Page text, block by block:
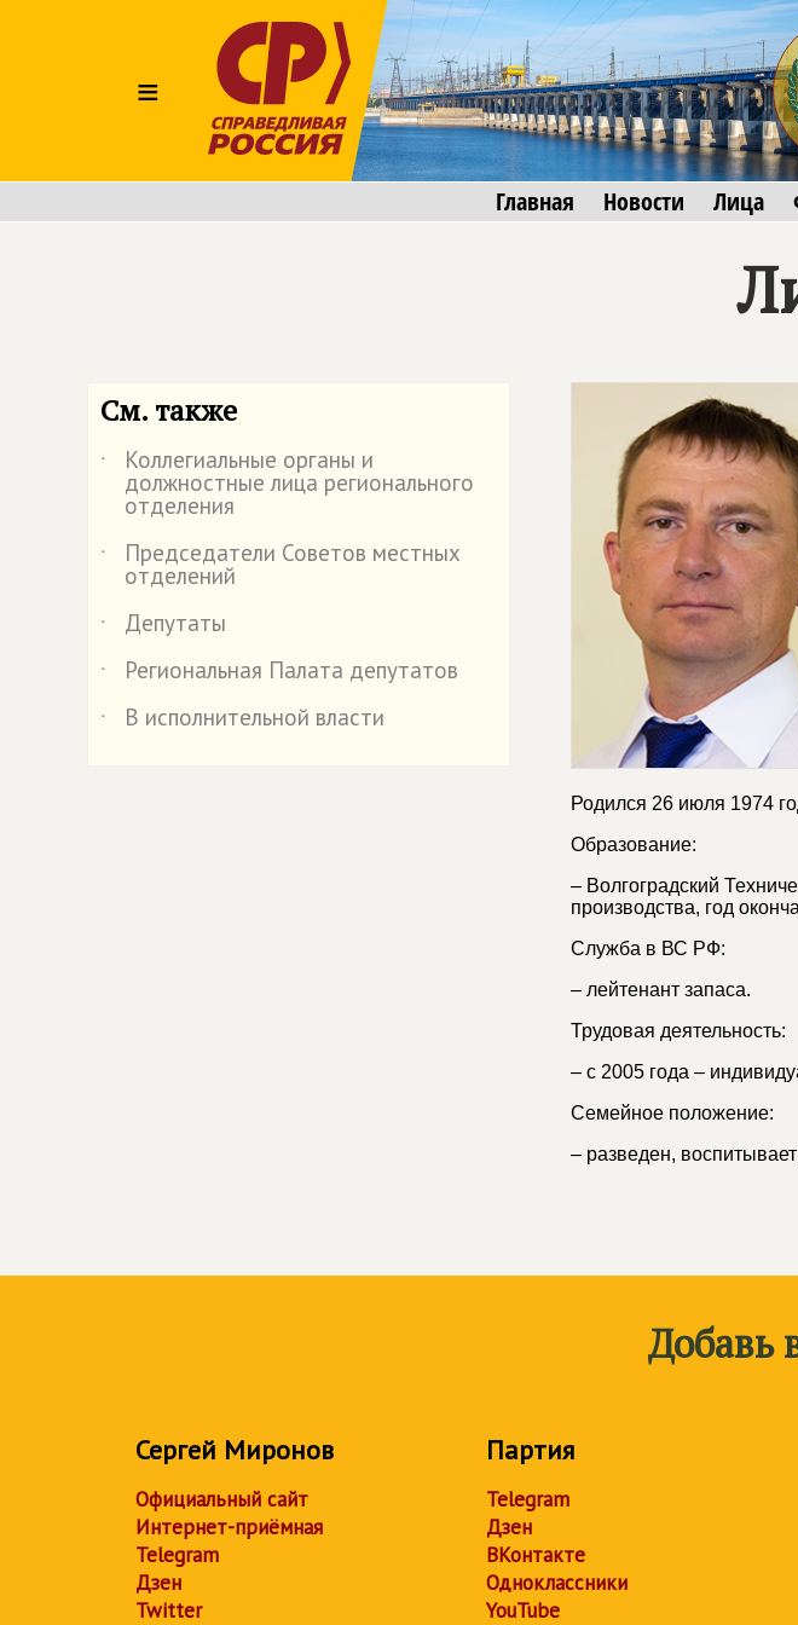
≡
Главная Новости Лица
См. также
˙ Коллегиальные органы и
должностные лица регионального
отделения
˙
Председатели Советов местных
отделений
˙
Депутаты
˙
Региональная Палата депутатов
˙
В исполнительной власти
Родился 26 июля 1974
Образование:
– Волгоградский
производства, год
Служба в ВС РФ:
– лейтенант запаса.
Трудовая деятельность:
– с 2005 года –
Семейное положение:
– разведен,
Добавь
Сергей Миронов
Официальный сайт
Интернет-приёмная
Telegram
Дзен
Twitter
Партия
Telegram
Дзен
ВКонтакте
Одноклассники
YouTube